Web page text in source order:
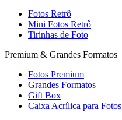
Fotos Retrô
Mini Fotos Retrô
Tirinhas de Foto
Premium & Grandes Formatos
Fotos Premium
Grandes Formatos
Gift Box
Caixa Acrílica para Fotos